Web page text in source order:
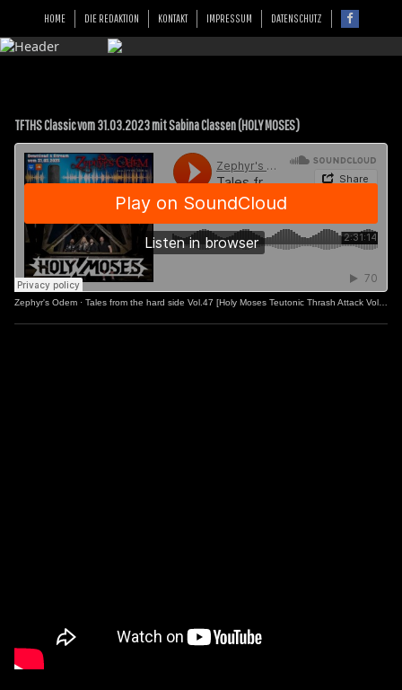
HOME DIE REDAKTION KONTAKT IMPRESSUM DATENSCHUTZ
TFTHS Classic vom 31.03.2023 mit Sabina Classen (HOLY MOSES)
Zephyr's Odem · Tales from the hard side Vol.47 [Holy Moses Teutonic Thrash Attack Vol.2]